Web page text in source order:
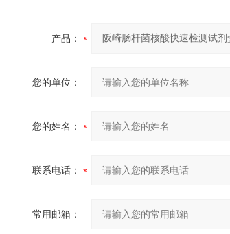
产品：
您的单位：
您的姓名：
联系电话：
常用邮箱：